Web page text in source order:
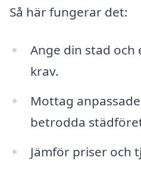
Så här fungerar det:
Ange din stad och
krav.
Mottag
betrodda
Jämför priser och